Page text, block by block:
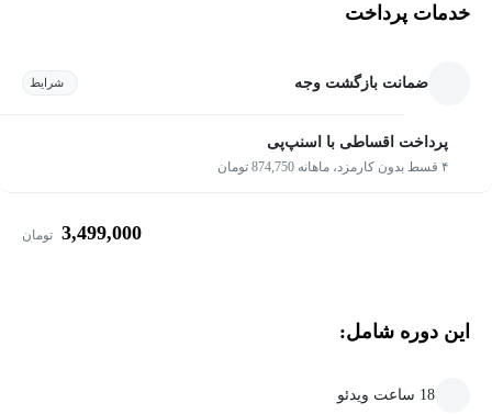
خدمات پرداخت
ضمانت بازگشت وجه شرایط
پرداخت اقساطی با اسنپ‌پی
۴ قسط بدون کارمزد، ماهانه 874,750 تومان
3,499,000 تومان
این دوره شامل:
18 ساعت ویدئو